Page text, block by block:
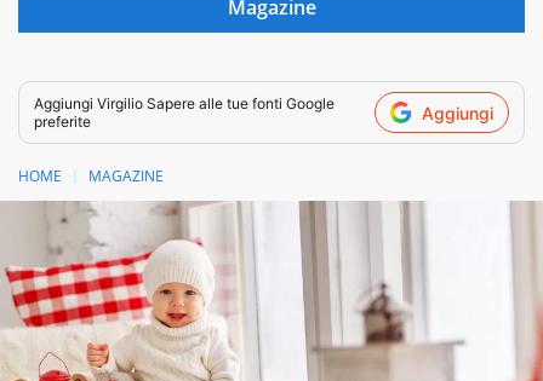
Aggiungi Virgilio Sapere alle tue fonti Google
preferite
Aggiungi
HOME MAGAZINE